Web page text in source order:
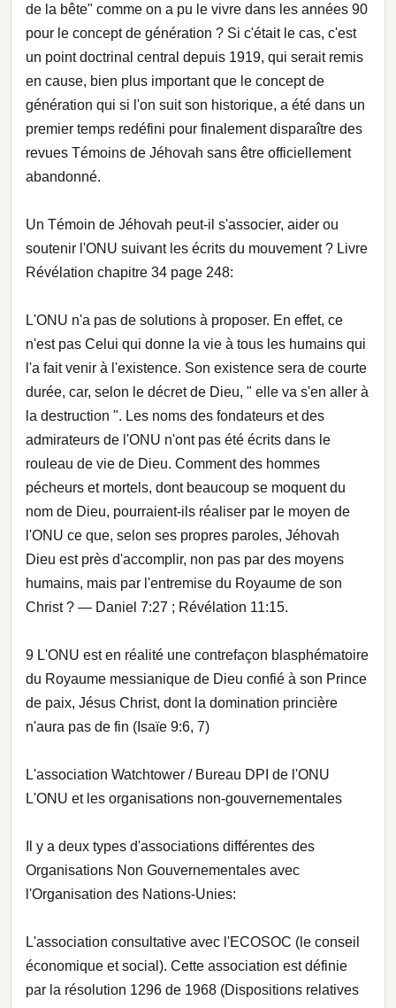
de la bête" comme on a pu le vivre dans les années 90
pour le concept de génération ? Si c'était le cas, c'est
un point doctrinal central depuis 1919, qui serait remis
en cause, bien plus important que le concept de
génération qui si l'on suit son historique, a été dans un
premier temps redéfini pour finalement disparaître des
revues Témoins de Jéhovah sans être officiellement
abandonné.
Un Témoin de Jéhovah peut-il s'associer, aider ou
soutenir l'ONU suivant les écrits du mouvement ? Livre
Révélation chapitre 34 page 248:
L'ONU n'a pas de solutions à proposer. En effet, ce
n'est pas Celui qui donne la vie à tous les humains qui
l'a fait venir à l'existence. Son existence sera de courte
durée, car, selon le décret de Dieu, " elle va s'en aller à
la destruction ". Les noms des fondateurs et des
admirateurs de l'ONU n'ont pas été écrits dans le
rouleau de vie de Dieu. Comment des hommes
pécheurs et mortels, dont beaucoup se moquent du
nom de Dieu, pourraient-ils réaliser par le moyen de
l'ONU ce que, selon ses propres paroles, Jéhovah
Dieu est près d'accomplir, non pas par des moyens
humains, mais par l'entremise du Royaume de son
Christ ? — Daniel 7:27 ; Révélation 11:15.
9 L'ONU est en réalité une contrefaçon blasphématoire
du Royaume messianique de Dieu confié à son Prince
de paix, Jésus Christ, dont la domination princière
n'aura pas de fin (Isaïe 9:6, 7)
L'association Watchtower / Bureau DPI de l'ONU
L'ONU et les organisations non-gouvernementales
Il y a deux types d'associations différentes des
Organisations Non Gouvernementales avec
l'Organisation des Nations-Unies:
L'association consultative avec l'ECOSOC (le conseil
économique et social). Cette association est définie
par la résolution 1296 de 1968 (Dispositions relatives